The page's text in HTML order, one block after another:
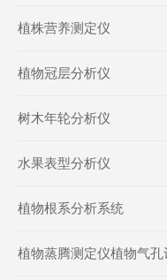
植株营养测定仪
植物冠层分析仪
树木年轮分析仪
水果表型分析仪
植物根系分析系统
植物蒸腾测定仪植物气孔